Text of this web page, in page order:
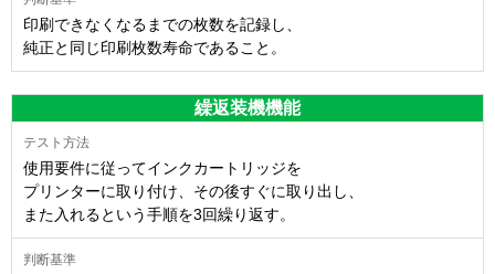
印刷できなくなるまでの枚数を記録し、
純正と同じ印刷枚数寿命であること。
繰返装機機能
使用要件に従ってインクカートリッジを
プリンターに取り付け、その後すぐに取り出し、
また入れるという手順を3回繰り返す。